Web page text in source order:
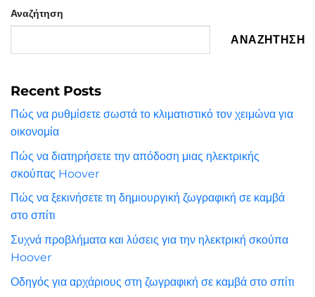
Αναζήτηση
ΑΝΑΖΉΤΗΣΗ
Recent Posts
Πώς να ρυθμίσετε σωστά το κλιματιστικό τον χειμώνα για
οικονομία
Πώς να διατηρήσετε την απόδοση μιας ηλεκτρικής
σκούπας Hoover
Πώς να ξεκινήσετε τη δημιουργική ζωγραφική σε καμβά
στο σπίτι
Συχνά προβλήματα και λύσεις για την ηλεκτρική σκούπα
Hoover
Οδηγός για αρχάριους στη ζωγραφική σε καμβά στο σπίτι